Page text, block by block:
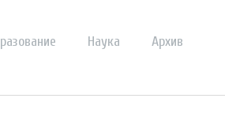
Наука Архив